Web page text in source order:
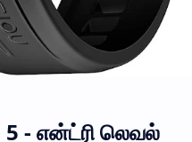
- என்ட்ரி லெவல்